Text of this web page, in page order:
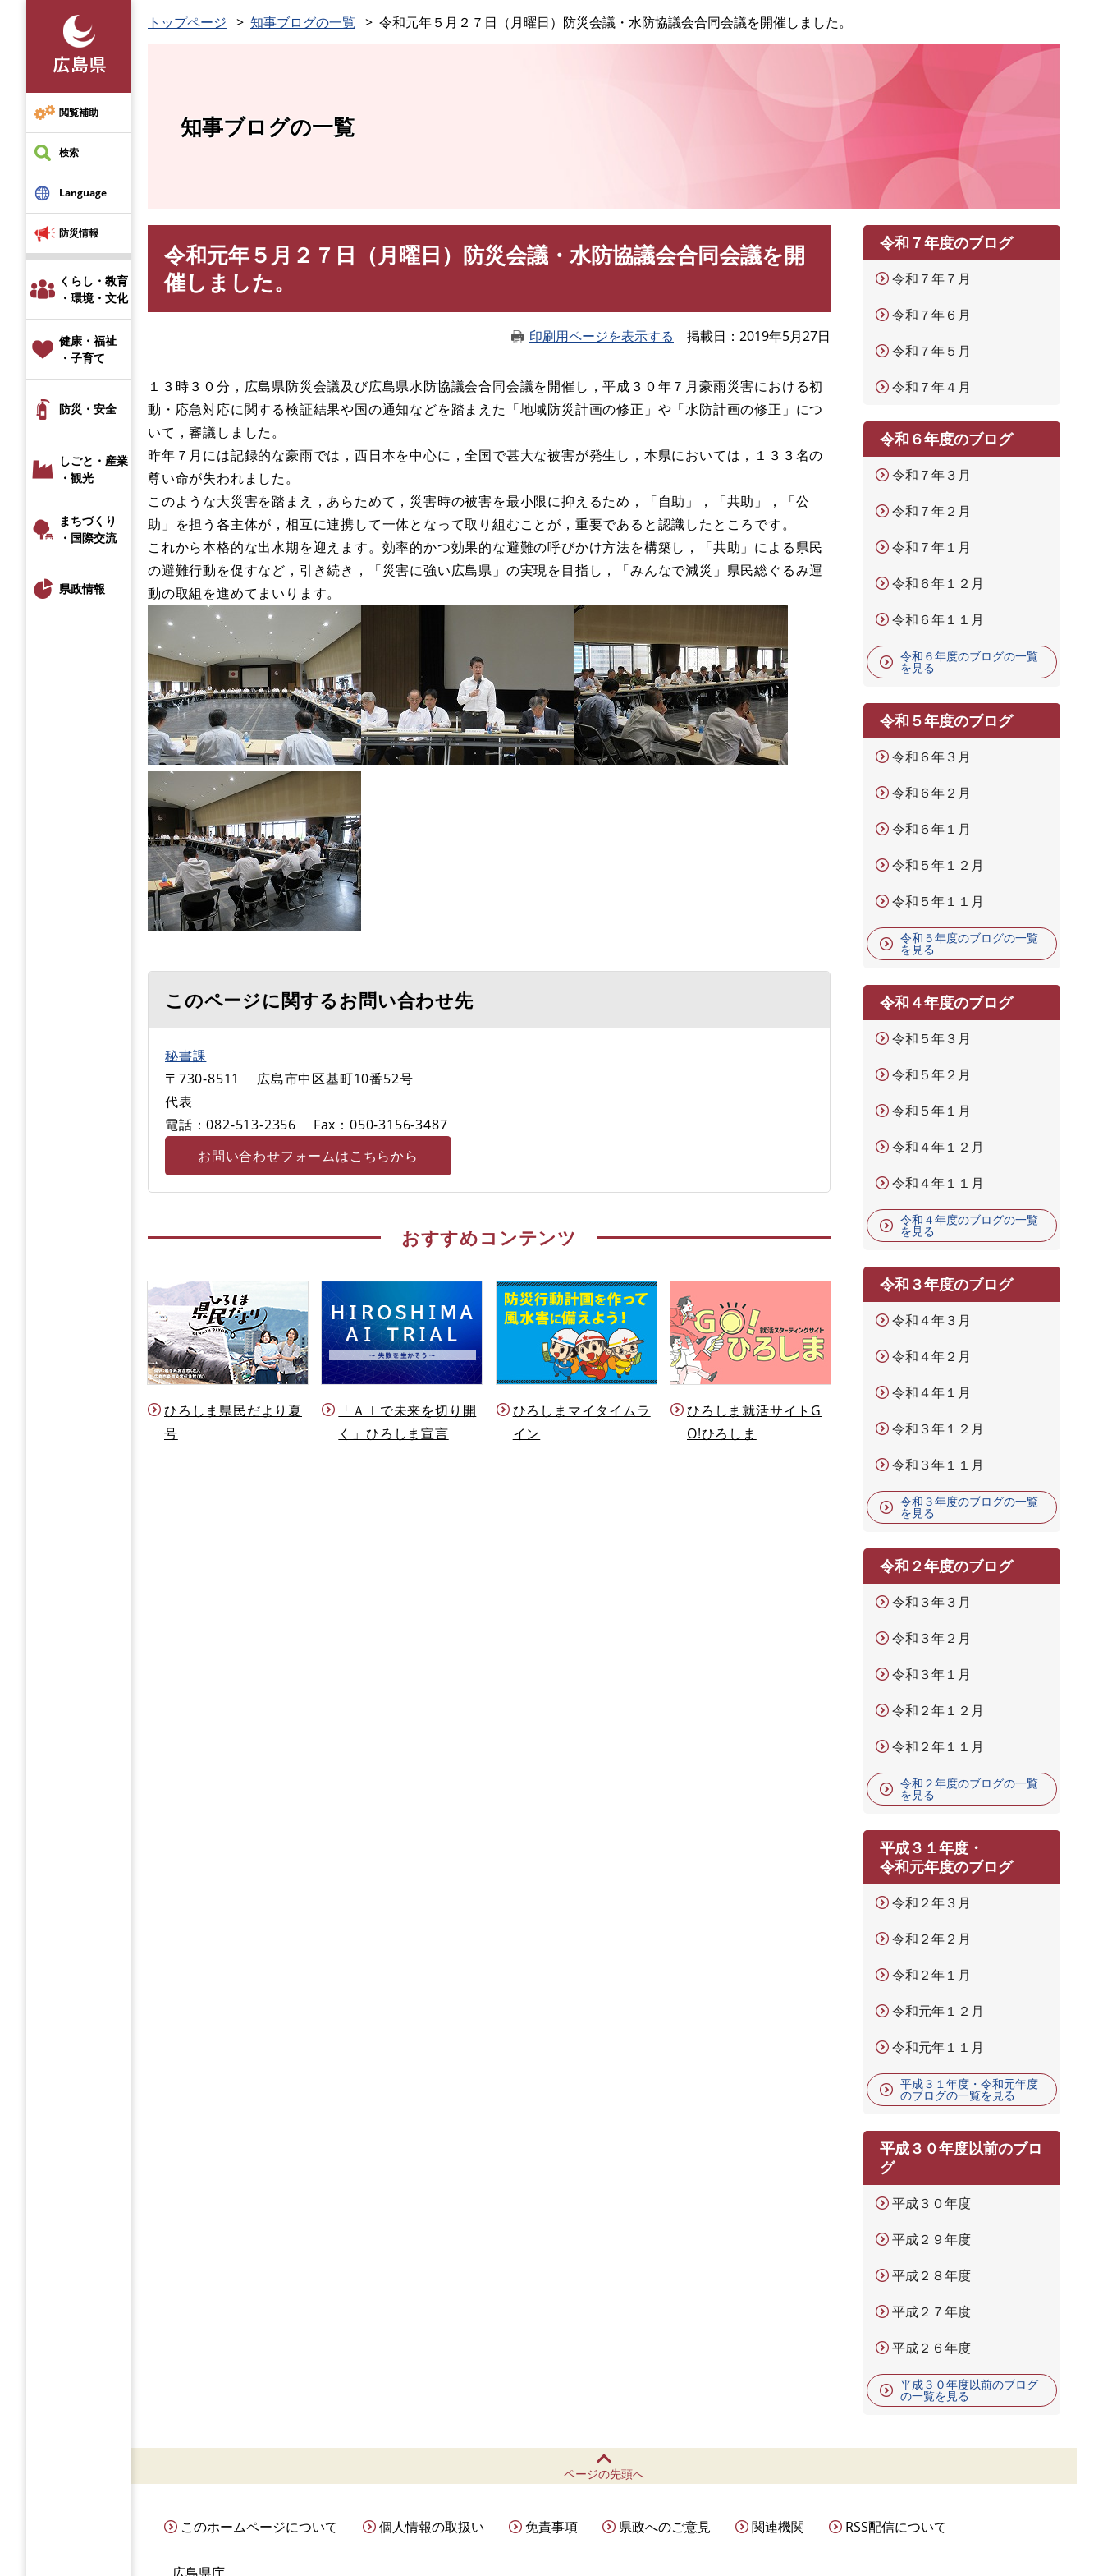
先
頭
で
す
閲覧補助
検索
Language
防災情報
くらし・教育
・環境・文化
健康・福祉
・子育て
防災・安全
しごと・産業
・観光
まちづくり
・国際交流
県政情報
トップページ 知事ブログの一覧 令和元年５月２７日（月曜日）防災会議・水防協議会合同会議を開催しました。
知事ブログの一覧
令和元年５月２７日（月曜日）防災会議・水防協議会合同会議を開
催しました。
印刷用ページを表示する 掲載日 2019年5月27日
１３時３０分，広島県防災会議及び広島県水防協議会合同会議を開催し，平成３０年７月豪雨災害における初
動・応急対応に関する検証結果や国の通知などを踏まえた「地域防災計画の修正」や「水防計画の修正」につ
いて，審議しました。
昨年７月には記録的な豪雨では，西日本を中心に，全国で甚大な被害が発生し，本県においては，１３３名の
尊い命が失われました。
このような大災害を踏まえ，あらためて，災害時の被害を最小限に抑えるため，「自助」，「共助」，「公
助」を担う各主体が，相互に連携して一体となって取り組むことが，重要であると認識したところです。
これから本格的な出水期を迎えます。効率的かつ効果的な避難の呼びかけ方法を構築し，「共助」による県民
の避難行動を促すなど，引き続き，「災害に強い広島県」の実現を目指し，「みんなで減災」県民総ぐるみ運
動の取組を進めてまいります。
このページに関するお問い合わせ先
秘書課
〒730-8511
広島市中区基町10番52号
代表
電話：082-513-2356
Fax：050-3156-3487
お問い合わせフォームはこちらから
おすすめコンテンツ
ひろしま県民だより夏
号
「ＡＩで未来を切り開
く」ひろしま宣言
ひろしまマイタイムラ
イン
ひろしま就活サイトG
O!ひろしま
令和７年度のブログ
令和７年７月
令和７年６月
令和７年５月
令和７年４月
令和６年度のブログ
令和７年３月
令和７年２月
令和７年１月
令和６年１２月
令和６年１１月
令和６年度のブログの一覧
を見る
令和５年度のブログ
令和６年３月
令和６年２月
令和６年１月
令和５年１２月
令和５年１１月
令和５年度のブログの一覧
を見る
令和４年度のブログ
令和５年３月
令和５年２月
令和５年１月
令和４年１２月
令和４年１１月
令和４年度のブログの一覧
を見る
令和３年度のブログ
令和４年３月
令和４年２月
令和４年１月
令和３年１２月
令和３年１１月
令和３年度のブログの一覧
を見る
令和２年度のブログ
令和３年３月
令和３年２月
令和３年１月
令和２年１２月
令和２年１１月
令和２年度のブログの一覧
を見る
平成３１年度・
令和元年度のブログ
令和２年３月
令和２年２月
令和２年１月
令和元年１２月
令和元年１１月
平成３１年度・令和元年度
のブログの一覧を見る
平成３０年度以前のブロ
グ
平成３０年度
平成２９年度
平成２８年度
平成２７年度
平成２６年度
平成３０年度以前のブログ
の一覧を見る
ページの先頭へ
このホームページについて 個人情報の取扱い 免責事項 県政へのご意見 関連機関 RSS配信について